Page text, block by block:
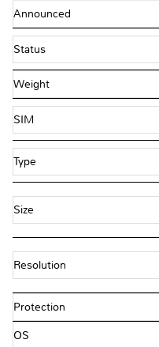
Announced
Status
Weight
SIM
Type
Size
Resolution
Protection
OS